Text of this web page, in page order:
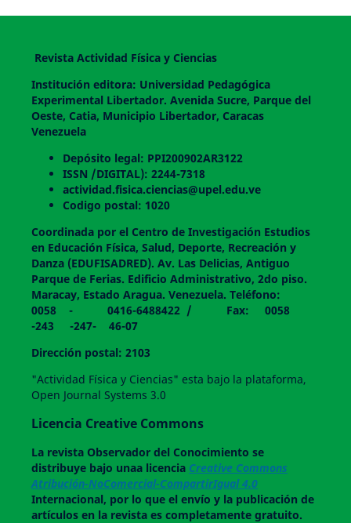
Revista Actividad Física y Ciencias
Institución editora: Universidad Pedagógica
Experimental Libertador. Avenida Sucre, Parque del
Oeste, Catia, Municipio Libertador, Caracas
Venezuela
Depósito legal: PPI200902AR3122
ISSN /DIGITAL): 2244-7318
actividad.fisica.ciencias@upel.edu.ve
Codigo postal: 1020
Coordinada por el Centro de Investigación Estudios
en Educación Física, Salud, Deporte, Recreación y
Danza (EDUFISADRED). Av. Las Delicias, Antiguo
Parque de Ferias. Edificio Administrativo, 2do piso.
Maracay, Estado Aragua. Venezuela. Teléfono:
0058 - 0416-6488422 / Fax: 0058
-243 -247- 46-07
Dirección postal: 2103
"Actividad Física y Ciencias" esta bajo la plataforma,
Open Journal Systems 3.0
Licencia Creative Commons
La revistaObservador del Conocimiento se
distribuye bajo unaa licencia Creative Commons
Atribución-NoComercial-CompartirIgual 4.0
Internacional, por lo que el envío y la publicación de
artículos en la revista es completamente gratuito.